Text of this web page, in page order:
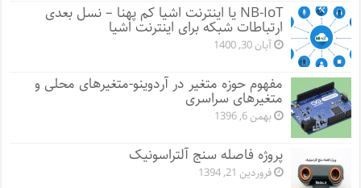
NB-IoT یا اینترنت اشیا کم پهنا – نسل بعدی
ارتباطات شبکه برای اینترنت اشیا
آبان 30, 1400
مفهوم حوزه متغیر در آردوینو-متغیرهای محلی و
متغیرهای سراسری
بهمن 6, 1396
پروژه فاصله سنج آلتراسونیک
فروردین 21, 1394